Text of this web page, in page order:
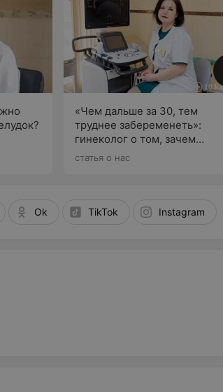
«Чем дальше за 30, тем
труднее забеременеть»:
гинеколог о том, зачем
женщинам замораживать
статья о нас
Ok TikTok Instagram